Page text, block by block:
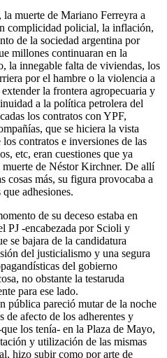
muerte de Mariano Ferreyra a
complicidad policial, la inflación,
de la sociedad argentina por
millones continuaran en la
la innegable falta de viviendas, los
por el hambre o la violencia a
la frontera agropecuaria y
a la política petrolera del
los contratos con YPF,
que se hiciera la vista
contratos e inversiones de las
etc, eran cuestiones que ya
de Néstor Kirchner. De allí
cosas más, su figura provocaba a
que adhesiones.
de su deceso estaba en
PJ -encabezada por Scioli y
se bajara de la candidatura
del justicialismo y una segura
del gobierno
no obstante la testaruda
para ese lado.
pública pareció mutar de la noche
de afecto de los adherentes y
los tenía- en la Plaza de Mayo,
y utilización de las mismas
hizo subir como por arte de